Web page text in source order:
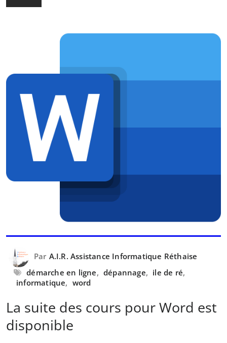
Par A.I.R. Assistance Informatique Réthaise
démarche en ligne, dépannage, ile de ré,
informatique, word
La suite des cours pour Word est
disponible